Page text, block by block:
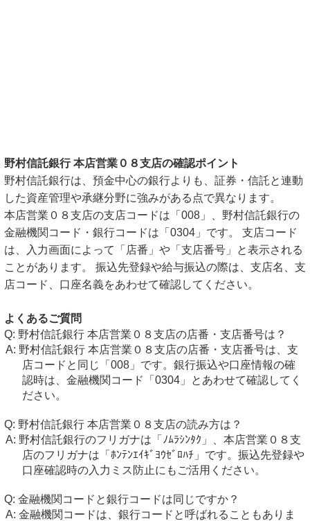
野村信託銀行 本店営業０８支店の確認ポイント
野村信託銀行は、預金中心の銀行よりも、証券・信託と連動
した資産管理や承継分野に強みがある点で異なります。
本店営業０８支店の支店コードは「008」、野村信託銀行の
金融機関コード・銀行コードは「0304」です。 支店コード
は、入力画面によって「店番」や「支店番号」と表示される
ことがあります。 振込先登録や給与振込の際は、支店名、支
店コード、口座名義をあわせて確認してください。
よくあるご質問
野村信託銀行 本店営業０８支店の店番・支店番号は？
野村信託銀行 本店営業０８支店の店番・支店番号は、支
店コードと同じ「008」です。銀行振込や口座情報の確
認時は、金融機関コード「0304」とあわせて確認してく
ださい。
野村信託銀行 本店営業０８支店の読み方は？
野村信託銀行のフリガナは「ﾉﾑﾗｼﾝﾀｸ」、本店営業０８支
店のフリガナは「ﾎﾝﾃﾝｴｲｷﾞﾖｳｾﾞﾛﾊﾁ」です。振込先登録や
口座確認時の入力ミス防止にもご活用ください。
金融機関コードと銀行コードは同じですか？
金融機関コードは、銀行コードと呼ばれることもありま